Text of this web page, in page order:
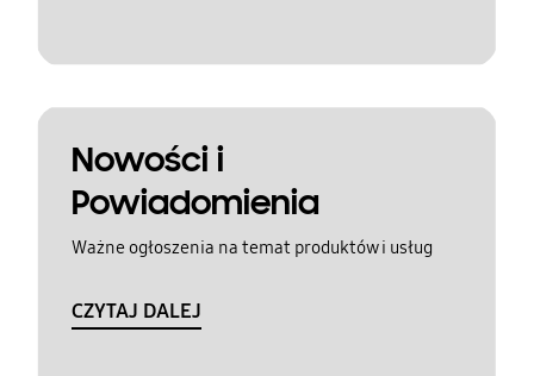
Nowości i
Powiadomienia
Ważne ogłoszenia na temat produktów i usług
CZYTAJ DALEJ